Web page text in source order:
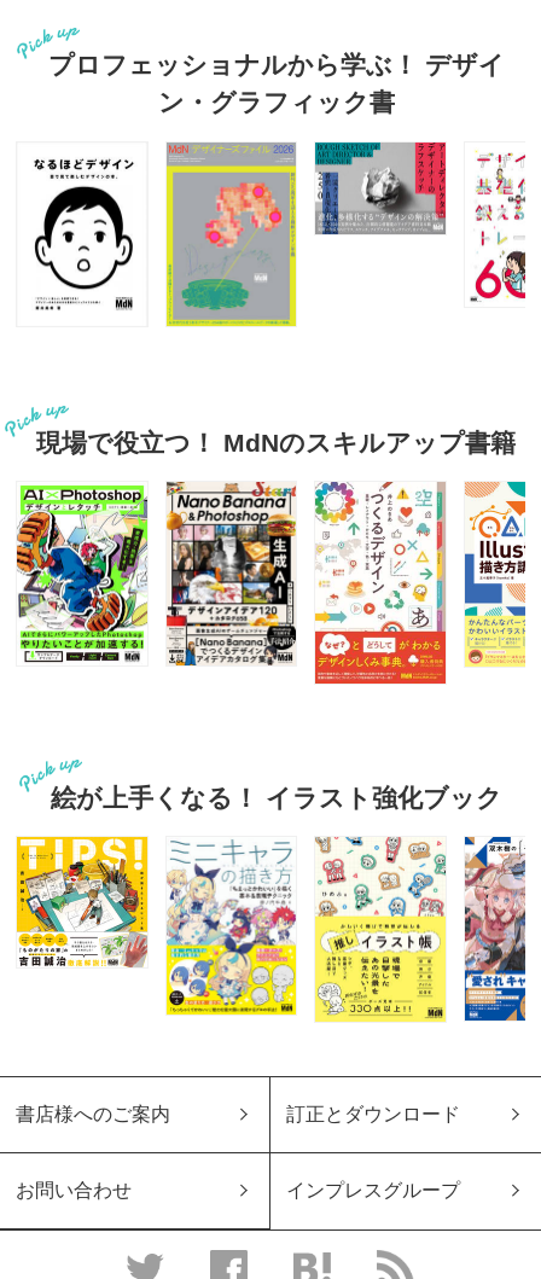
プロフェッショナルから学ぶ！ デザイ
ン・グラフィック書
現場で役立つ！ MdNのスキルアップ書籍
絵が上手くなる！ イラスト強化ブック
書店様へのご案内 訂正とダウンロード
お問い合わせ インプレスグループ